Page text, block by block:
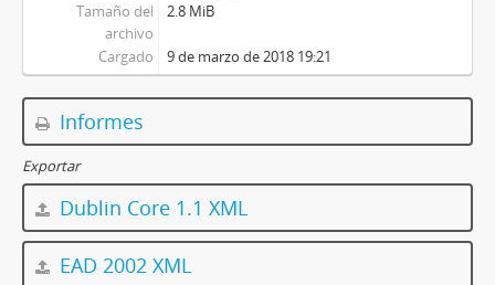
Tamaño del
archivo
2.8 MiB
Cargado 9 de marzo de 2018 19:21
Informes
Exportar
Dublin Core 1.1 XML
EAD 2002 XML